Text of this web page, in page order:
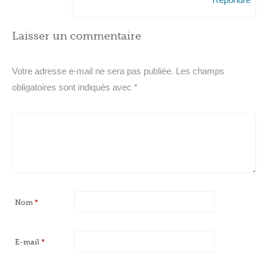
Laisser un commentaire
Votre adresse e-mail ne sera pas publiée. Les champs
obligatoires sont indiqués avec *
Nom *
E-mail *